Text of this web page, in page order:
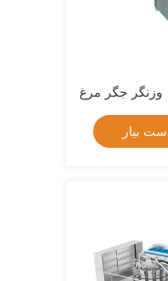
وزنگر جگر مرغ
بیار